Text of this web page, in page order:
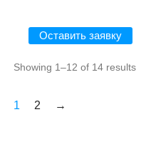
Оставить заявку
Showing 1–12 of 14 results
1 2 →